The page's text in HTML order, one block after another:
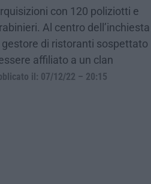
con 120 poliziotti e
Al centro dell’inchiesta
gestore di ristoranti sospettato
affiliato a un clan
il: 07/12/22 – 20:15